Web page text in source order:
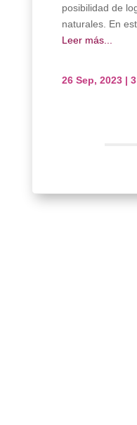
posibilidad de
naturales. En
Leer más...
26 Sep, 2023 |